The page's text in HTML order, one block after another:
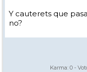
Y cauterets que
no?
Karma: 0 -